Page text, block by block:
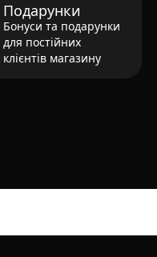
Подарунки
Бонуси та подарунки
для постійних
клієнтів магазину